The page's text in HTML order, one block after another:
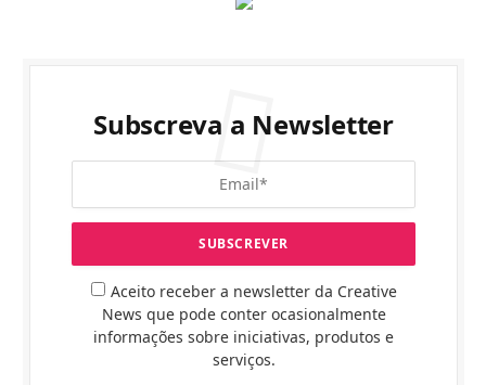
Subscreva a Newsletter
Aceito receber a newsletter da Creative
News que pode conter ocasionalmente
informações sobre iniciativas, produtos e
serviços.